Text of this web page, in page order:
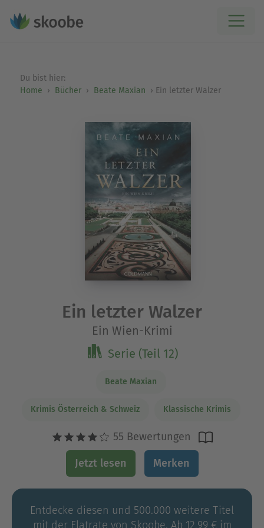
Du bist hier:
Home
Bücher Beate Maxian Ein letzter Walzer
Ein letzter Walzer
Ein Wien-Krimi
Serie (Teil 12)
Beate Maxian
Krimis Österreich & Schweiz Klassische Krimis
55 Bewertungen
Jetzt lesen Merken
Entdecke diesen und 500.000 weitere Titel
mit der Flatrate von Skoobe. Ab 12,99 € im